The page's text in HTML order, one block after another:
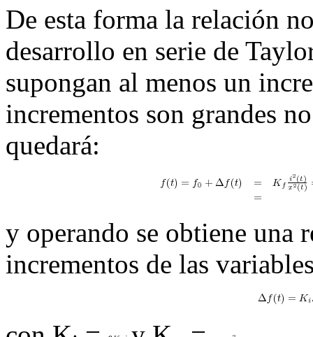
De esta forma la relación
desarrollo en serie de
supongan al menos un
incrementos son grandes
quedará:
y operando se obtiene una
incrementos de las